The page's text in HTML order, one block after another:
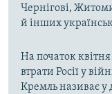
Чернігові,
й інших
На початок
втрати Росії у
Кремль називає у